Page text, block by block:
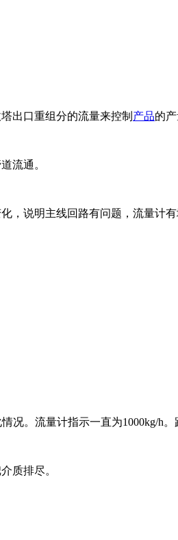
出口重组分的流量来控制 产品的产
流通。
，说明主线回路有问题，流量计
况。流量计指示一直为1000kg/h
质排尽。